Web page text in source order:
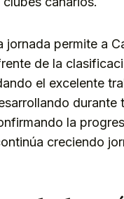
jornada permite a
de la
el excelente
durante
la
creciendo